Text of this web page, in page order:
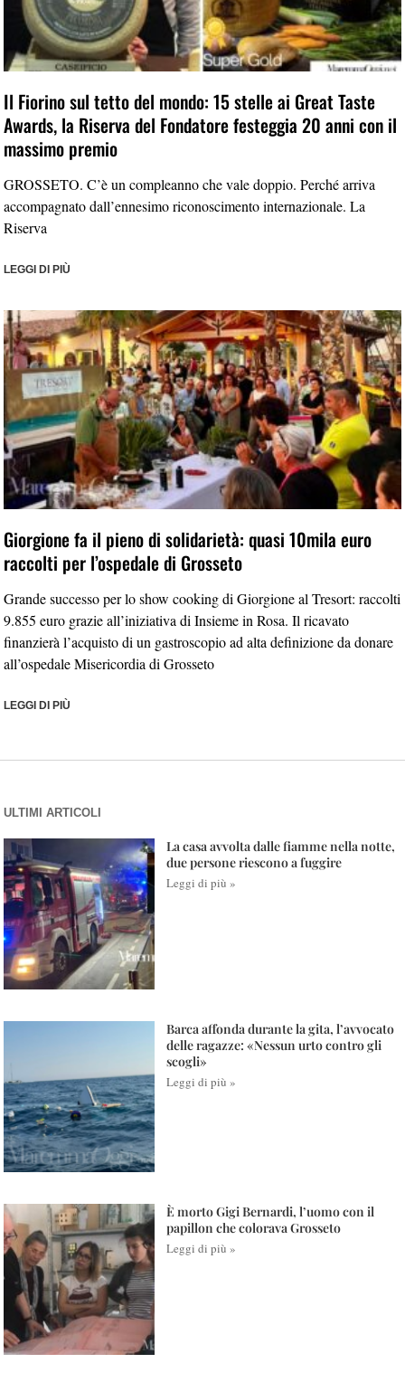
Il Fiorino sul tetto del mondo: 15 stelle ai Great Taste
Awards, la Riserva del Fondatore festeggia 20 anni con il
massimo premio
GROSSETO. C’è un compleanno che vale doppio. Perché arriva
accompagnato dall’ennesimo riconoscimento internazionale. La
Riserva
LEGGI DI PIÙ
Giorgione fa il pieno di solidarietà: quasi 10mila euro
raccolti per l’ospedale di Grosseto
Grande successo per lo show cooking di Giorgione al Tresort: raccolti
9.855 euro grazie all’iniziativa di Insieme in Rosa. Il ricavato
finanzierà l’acquisto di un gastroscopio ad alta definizione da donare
all’ospedale Misericordia di Grosseto
LEGGI DI PIÙ
ULTIMI ARTICOLI
La casa avvolta dalle fiamme nella notte,
due persone riescono a fuggire
Leggi di più »
Barca affonda durante la gita, l’avvocato
delle ragazze: «Nessun urto contro gli
scogli»
Leggi di più »
È morto Gigi Bernardi, l’uomo con il
papillon che colorava Grosseto
Leggi di più »